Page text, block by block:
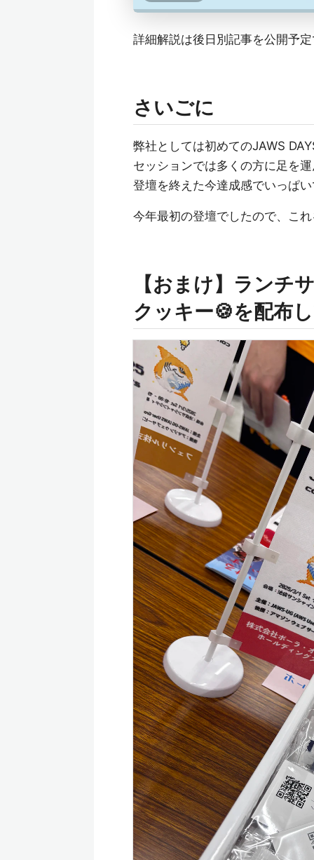
詳細解説は後日別記事を公開予
さいごに
弊社としては初めてのJAWS
セッションでは多くの方に足を
登壇を終えた今達成感でいっぱ
今年最初の登壇でしたので、こ
【おまけ】ランチ
クッキー🍪を配布